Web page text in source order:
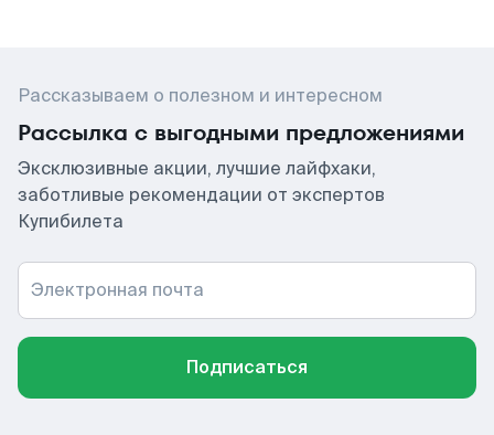
Рассказываем о полезном и интересном
Рассылка с выгодными предложениями
Эксклюзивные акции, лучшие лайфхаки,
заботливые рекомендации от экспертов
Купибилета
Электронная почта
Подписаться